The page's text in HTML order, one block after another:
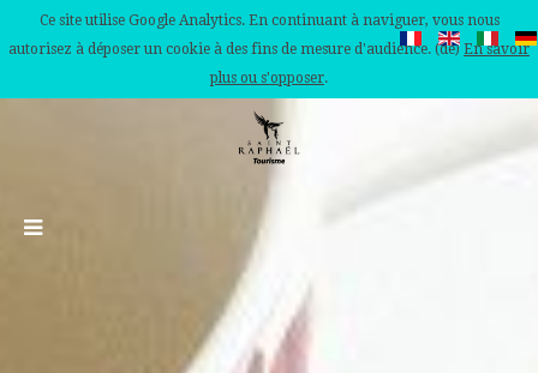
Ce site utilise Google Analytics. En continuant à naviguer, vous nous
autorisez à déposer un cookie à des fins de mesure d'audience. (de) En savoir
plus ou s'opposer.